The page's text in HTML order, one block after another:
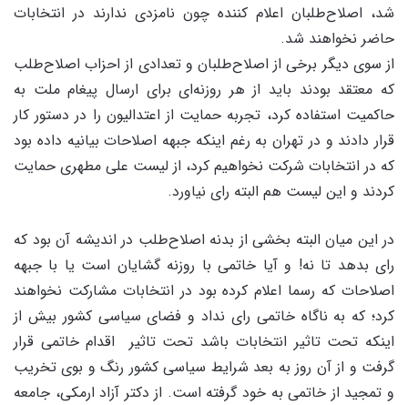
شد، اصلاح‌طلبان اعلام کننده چون نامزدی ندارند در انتخابات
حاضر نخواهند شد.
از سوی دیگر برخی از اصلاح‌طلبان و تعدادی از احزاب اصلاح‌طلب
که معتقد بودند باید از هر روزنه‌ای برای ارسال پیغام ملت به
حاکمیت استفاده کرد، تجربه حمایت از اعتدالیون را در دستور کار
قرار دادند و در تهران به رغم اینکه جبهه اصلاحات بیانیه داده بود
که در انتخابات شرکت نخواهیم کرد، از لیست علی مطهری حمایت
کردند و این لیست هم البته رای نیاورد.
در این میان البته بخشی از بدنه اصلاح‌طلب در اندیشه آن بود که
رای بدهد تا نه! و آیا خاتمی با روزنه گشایان است یا با جبهه
اصلاحات که رسما اعلام کرده بود در انتخابات مشارکت نخواهند
کرد؛ که به ناگاه خاتمی رای نداد و فضای سیاسی کشور بیش از
اینکه تحت تاثیر انتخابات باشد تحت تاثیر اقدام خاتمی قرار
گرفت و از آن روز به بعد شرایط سیاسی کشور رنگ و بوی تخریب
و تمجید از خاتمی به خود گرفته است. از دکتر آزاد ارمکی، جامعه